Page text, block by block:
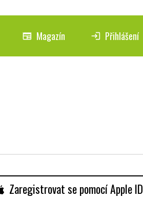
newspaper Magazín login Přihlášení
Zaregistrovat se pomocí Apple ID